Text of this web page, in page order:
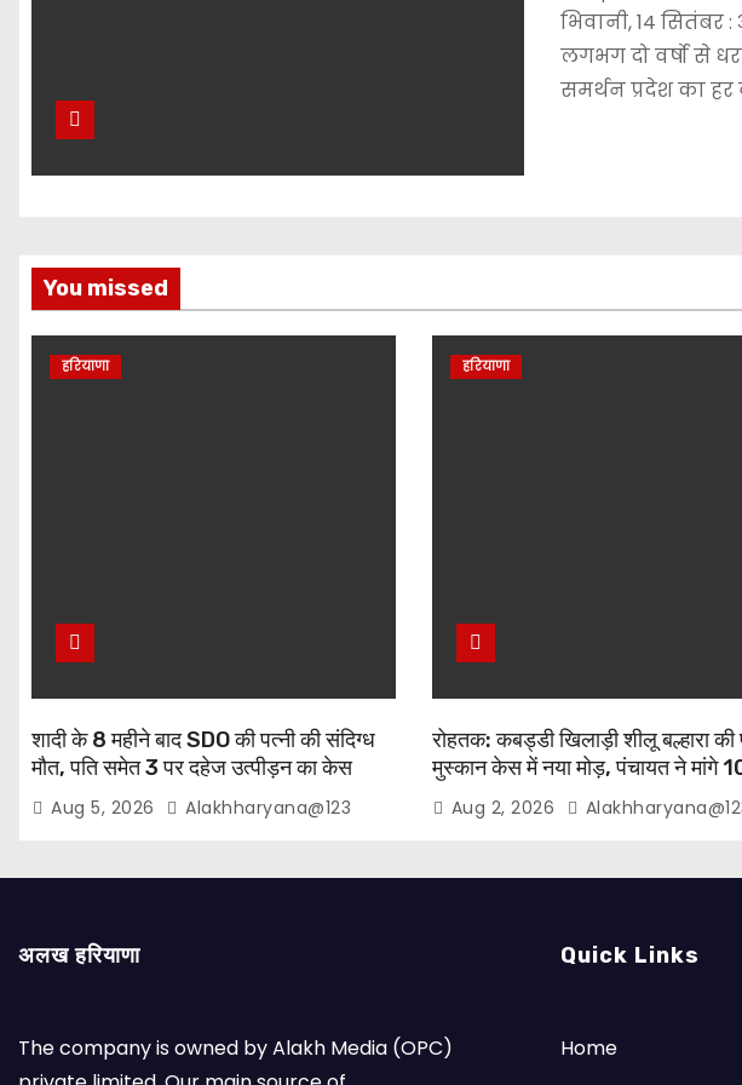
भिवानी, 14
लगभग दो वर्षो से
समर्थन प्रदेश का
You missed
हरियाणा
शादी के 8 महीने बाद SDO की पत्नी की संदिग्ध
मौत, पति समेत 3 पर दहेज उत्पीड़न का केस
Aug 5, 2026 Alakhharyana@123
हरियाणा
रोहतक: कबड्डी खिलाड़ी शीलू बल्हारा की
मुस्कान केस में नया मोड़, पंचायत ने मांगे
शीलू समेत 3 हिरासत में
Aug 2, 2026
अलख हरियाणा
The company is owned by Alakh Media (OPC)
Quick Links
Home